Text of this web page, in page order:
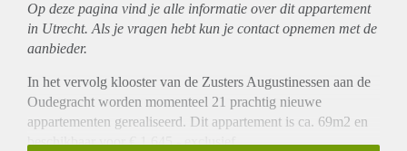
Op deze pagina vind je alle informatie over ditappartement
in Utrecht. Als je vragen hebt kun je contact opnemen met de
aanbieder.
In het vervolg klooster van de Zusters Augustinessen aan de
Oudegracht worden momenteel 21 prachtig nieuwe
appartementen gerealiseerd. Dit appartement is ca. 69m2 en
beschikbaar voor € 1.645,- exclusief.